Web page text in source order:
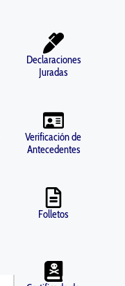
Declaraciones
Juradas
Verificación de
Antecedentes
Folletos